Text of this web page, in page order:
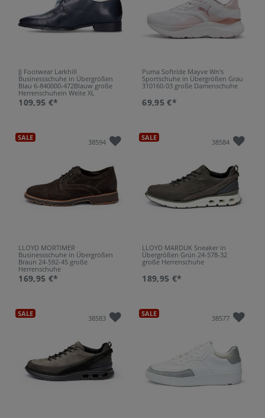
JJ Footwear Larkhill
Businessschuhe in Übergrößen
Blau 6-840000-472Blauw große
Herrenschuhein Weite XL
109,95 €*
Puma Softride Mayve Wn's
Sportschuhe in Übergrößen Grau
310160-03 große Damenschuhe
69,95 €*
SALE 38594
LLOYD MORTIMER
Businessschuhe in Übergrößen
Braun 24-592-45 große
Herrenschuhe
169,95 €*
SALE 38584
LLOYD MARDUK Sneaker in
Übergrößen Grün 24-578-32
große Herrenschuhe
189,95 €*
SALE 38583 SALE 38577